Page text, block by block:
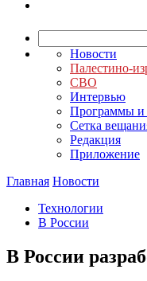
Новости
Палестино-
СВО
Интервью
Программы и
Сетка
Редакция
Приложение
Главная Новости
Технологии
В России
В России